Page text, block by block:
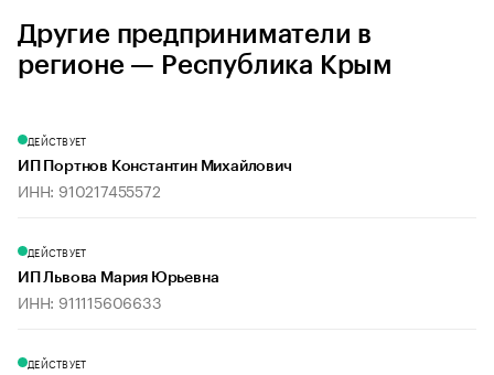
Другие предприниматели в
регионе — Республика Крым
ДЕЙСТВУЕТ
ИП Портнов Константин Михайлович
ИНН: 910217455572
ДЕЙСТВУЕТ
ИП Львова Мария Юрьевна
ИНН: 911115606633
ДЕЙСТВУЕТ